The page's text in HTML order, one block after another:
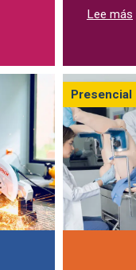
Lee más
Presencial